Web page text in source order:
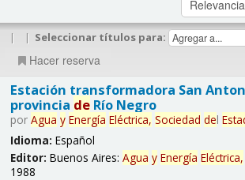
| | Seleccionar títulos para:
Hacer reserva
Estación transformadora San
provincia deRío Negro
por Agua y Energía Eléctrica, Sociedad del
Idioma: Español
Editor: Buenos Aires: Agua y Energía Eléctrica,
1988